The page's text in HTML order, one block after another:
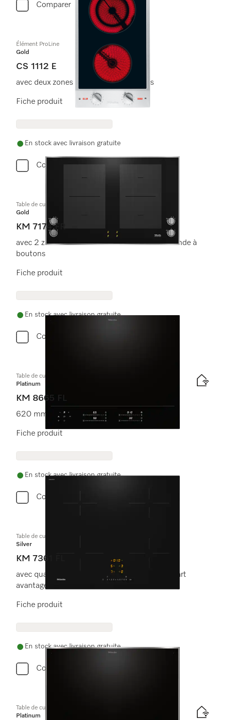
Comparer
Élément ProLine
Gold
CS 1112 E
avec deux zones de cuisson électriques
Fiche produit
En stock avec livraison gratuite
Comparer
Table de cuisson à induction
Gold
KM 7174 FR
avec 2 zones de cuisson PowerFlex et commande à
boutons
Fiche produit
En stock avec livraison gratuite
Comparer
Table de cuisson à induction
Platinum
KM 8665 FL
620 mm | Full Flex | Compatible M Sense
Fiche produit
En stock avec livraison gratuite
Comparer
Table de cuisson à induction
Silver
KM 7361 FL
avec quatre zones de cuisson à un prix de départ
avantageux
Fiche produit
En stock avec livraison gratuite
Comparer
Table de cuisson à induction
Platinum